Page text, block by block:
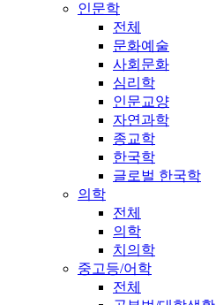
인문학
전체
문화예술
사회문화
심리학
인문교양
자연과학
종교학
한국학
글로벌 한국학
의학
전체
의학
치의학
중고등/어학
전체